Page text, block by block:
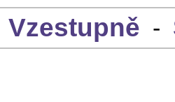
Vzestupně -